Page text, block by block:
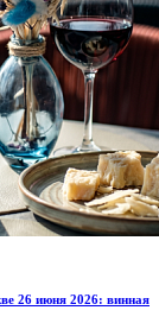
26 июня 2026: винная